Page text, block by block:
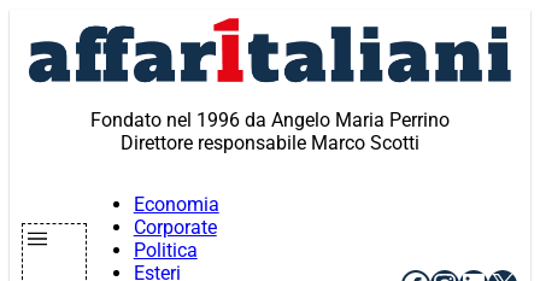
contenuto
Fondato nel 1996 da Angelo Maria Perrino
Direttore responsabile Marco Scotti
Economia
Corporate
Politica
Esteri